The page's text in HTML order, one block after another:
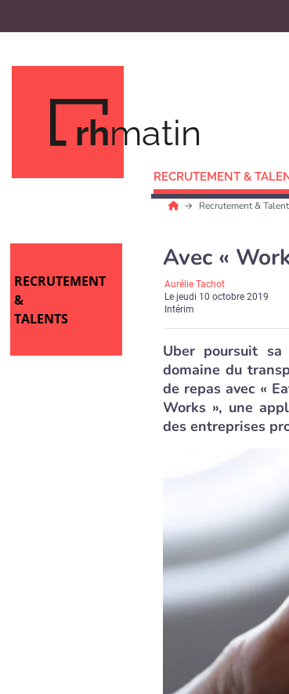
rhmatin
RECRUTEMENT &
Recrutement &
RECRUTEMENT
&
TALENTS
Avec «
Aurélie Tachot
Lejeudi 10 octobre 2019
Intérim
Uber poursuit
domaine du
de repas avec «
Works », une
des entreprises